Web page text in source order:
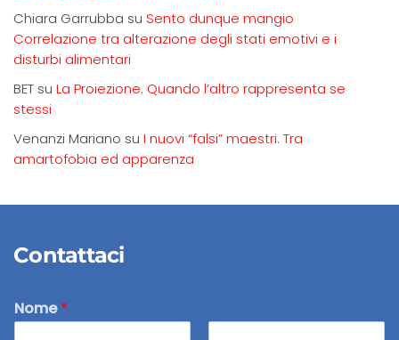
Chiara Garrubba su Sento dunque mangio
Correlazione tra alterazione degli stati emotivi e i
disturbi alimentari
BET su La Proiezione. Quando l’altro rappresenta se
stessi
Venanzi Mariano su I nuovi “falsi” maestri. Tra
amartofobia ed apparenza
Contattaci
Nome*